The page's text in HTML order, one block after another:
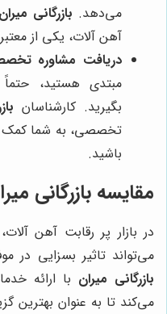
می‌دهد. بازرگانی
آهن آلات، یکی از
دریافت مشاوره
مبتدی هستید،
بگیرید. کارشناسان
تخصصی، به شما کمک
باشید.
مقایسه بازرگانی
در بازار پر رقابت آهن
می‌تواند تاثیر بسزایی در
بازرگانی میران با ارائه
می‌کند تا به عنوان بهترین